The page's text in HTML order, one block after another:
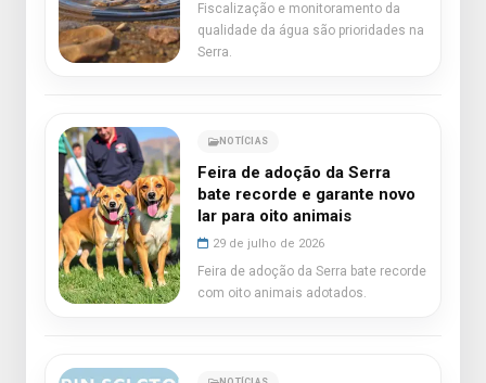
Fiscalização e monitoramento da
qualidade da água são prioridades na
Serra.
NOTÍCIAS
Feira de adoção da Serra
bate recorde e garante novo
lar para oito animais
29 de julho de 2026
Feira de adoção da Serra bate recorde
com oito animais adotados.